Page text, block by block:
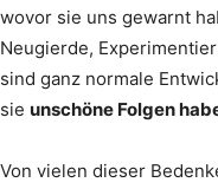
wovor sie uns gewarnt
Neugierde,
sind ganz normale
sie unschöne Folgen
Von vielen dieser